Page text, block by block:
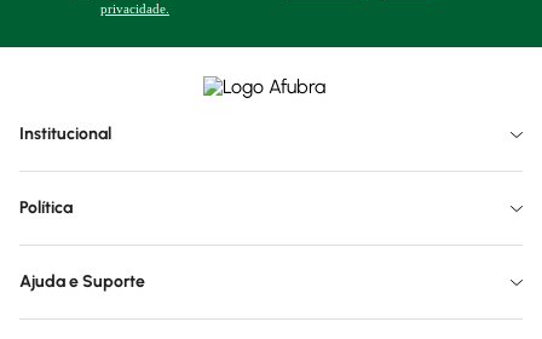
privacidade.
Institucional
Política
Ajuda e Suporte